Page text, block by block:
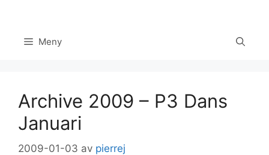
innehåll Meny
Archive 2009 – P3 Dans
Januari
2009-01-03 av pierrej